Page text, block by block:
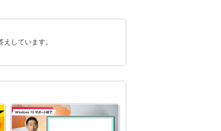
しています。